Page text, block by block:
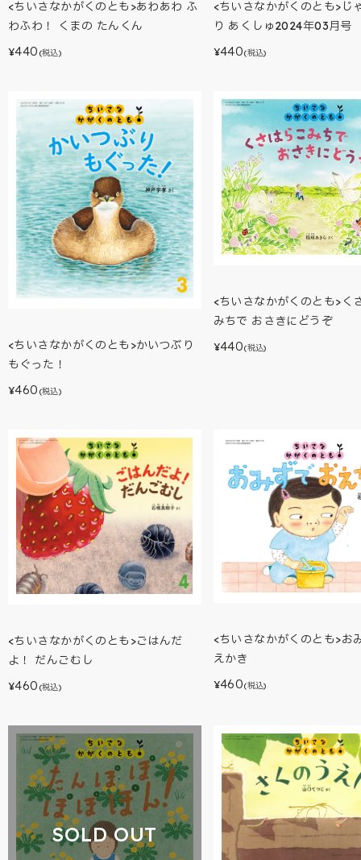
<ちいさなかがくのとも>あわあわ ふ
わふわ！ くまの たんくん
¥440 (税込)
<ちいさなかがくのとも>じ
り あくしゅ2024年03月号
¥440(税込)
<ちいさなかがくのとも>かいつぶり
もぐった！
¥460 (税込)
<ちいさなかがくのとも>く
みちで おさきにどうぞ
¥440(税込)
<ちいさなかがくのとも>ごはんだ
よ！ だんごむし
¥460 (税込)
<ちいさなかがくのとも>お
えかき
¥460(税込)
SOLD OUT